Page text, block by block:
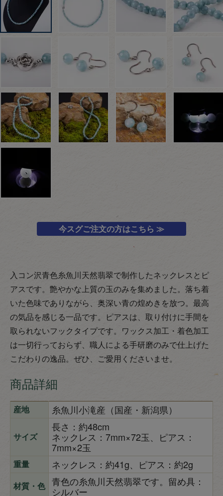
今スグご注文の方はこちら ≫
入コン沢青色糸魚川天然翡翠で制作したネックレスとピ
アスです。艶やかな上質の玉のみを集めました。落ち着
いた色味でありながら、奥深い青の煌めきを放つ。最高
の気品を感じる一品です。ピアスは、取り付けに手間を
取られないフックタイプです。ワックス加工・着色加工
は一切行っておらず、職人による手研磨のみで仕上げた
こだわりの逸品。ぜひ、ご愛用くださいませ。
商品詳細
産地 糸魚川小滝産（国産・新潟県）
サイズ
長さ：約48cm
ネックレス：7mm×72玉、ピアス：
7mm×2玉
重量 ネックレス：約41g、ピアス：約2g
材質・色
青色の糸魚川天然翡翠です。留め具：
シルバー